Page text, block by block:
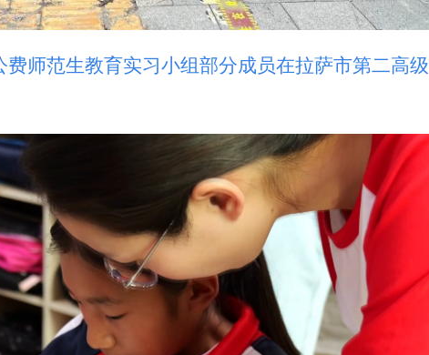
范生教育实习小组部分成员在拉萨市第二高级